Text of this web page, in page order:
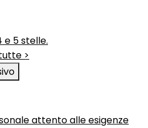
e 5 stelle.
>
attento alle esigenze